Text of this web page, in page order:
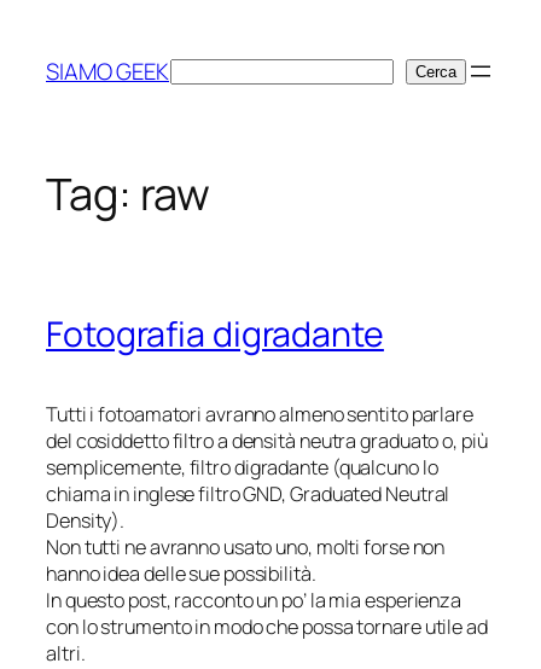
contenuto
SIAMO GEEKCerca Cerca
Tag: raw
Fotografia digradante
Tutti i fotoamatori avranno almeno sentito parlare
del cosiddettofiltro a densità neutra graduatoo, più
semplicemente,filtro digradante(qualcuno lo
chiama in inglese filtro GND,Graduated Neutral
Density).
Non tutti ne avranno usato uno, molti forse non
hanno idea delle sue possibilità.
In questo post, racconto un po’ la mia esperienza
con lo strumento in modo che possa tornare utile ad
altri.